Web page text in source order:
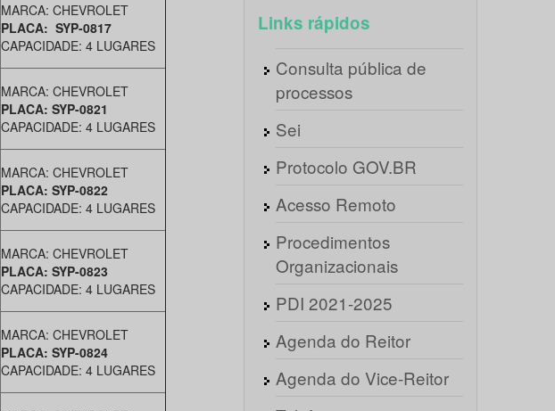
MARCA: CHEVROLET
PLACA: SYP-0817
CAPACIDADE: 4 LUGARES
MARCA: CHEVROLET
PLACA: SYP-0821
CAPACIDADE: 4 LUGARES
MARCA: CHEVROLET
PLACA: SYP-0822
CAPACIDADE: 4 LUGARES
MARCA: CHEVROLET
PLACA: SYP-0823
CAPACIDADE: 4 LUGARES
MARCA: CHEVROLET
PLACA: SYP-0824
CAPACIDADE: 4 LUGARES
Links rápidos
Consulta pública de
processos
Sei
Protocolo GOV.BR
Acesso Remoto
Procedimentos
Organizacionais
PDI 2021-2025
Agenda do Reitor
Agenda do Vice-Reitor